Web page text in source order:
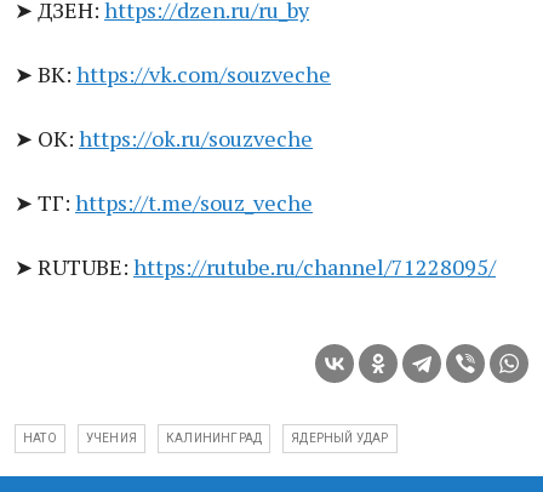
➤ ДЗЕН: https://dzen.ru/ru_by
➤ ВК: https://vk.com/souzveche
➤ ОК: https://ok.ru/souzveche
➤ ТГ: https://t.me/souz_veche
➤ RUTUBE: https://rutube.ru/channel/71228095/
НАТО УЧЕНИЯ КАЛИНИНГРАД ЯДЕРНЫЙ УДАР